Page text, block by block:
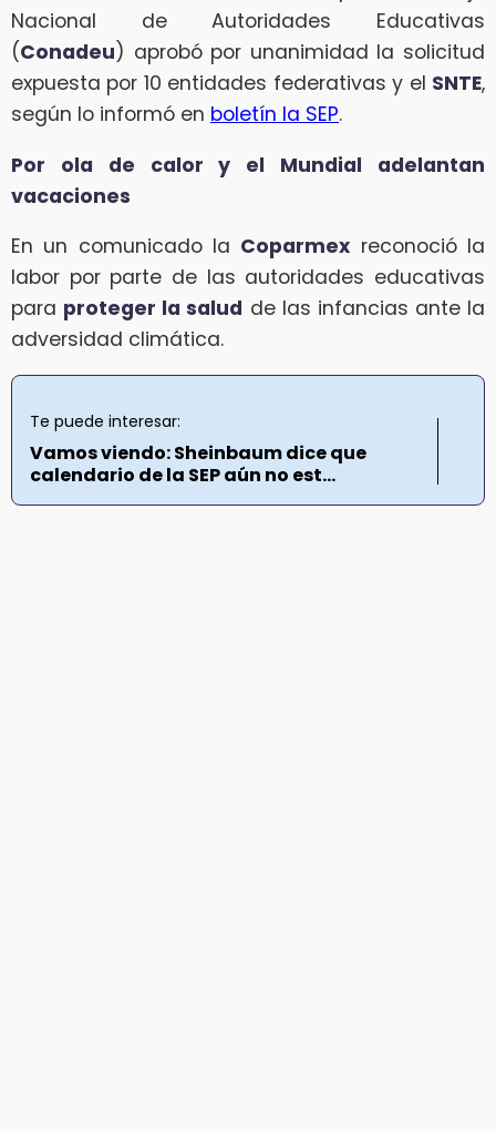
Nacional de Autoridades Educativas
(Conadeu) aprobó por unanimidad la solicitud
expuesta por 10 entidades federativas y el SNTE,
según lo informó en boletín la SEP.
Por ola de calor y el Mundial adelantan
vacaciones
En un comunicado la Coparmex reconoció la
labor por parte de las autoridades educativas
para proteger la salud de las infancias ante la
adversidad climática.
Te puede interesar:
Vamos viendo: Sheinbaum dice que
calendario de la SEP aún no est...